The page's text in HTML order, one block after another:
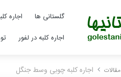
گلستانی ها اجاره
اجاره کلبه در لفور
مقالات اجاره کلبه چوبی وسط جنگل